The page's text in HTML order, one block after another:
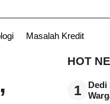
Masalah Kredit
HOT
1